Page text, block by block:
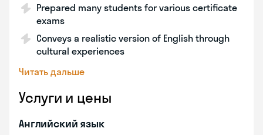
Prepared many students for various certificate
exams
Conveys a realistic version of English through
cultural experiences
Читать дальше
Услуги и цены
Английский язык